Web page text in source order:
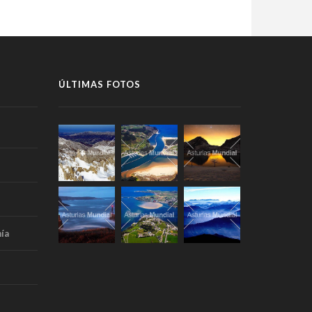
ÚLTIMAS FOTOS